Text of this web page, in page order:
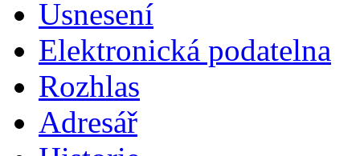
Usnesení
Elektronická podatelna
Rozhlas
Adresář